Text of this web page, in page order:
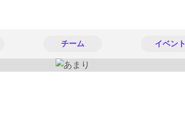
チーム イベント